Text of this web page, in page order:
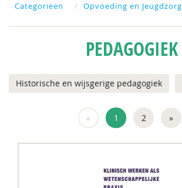
Categoriëen Opvoeding en Jeugdzorg
PEDAGOGIEK
Historische en wijsgerige pedagogiek
« 1 2 »